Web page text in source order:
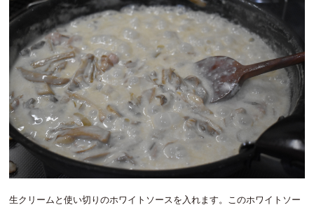
生クリームと使い切りのホワイトソースを入れます。このホワイトソー